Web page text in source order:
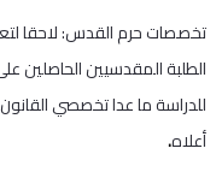
تخصصات حرم القدس: لاحقا
للدراسة ما عدا تخصصي
أعلاه.